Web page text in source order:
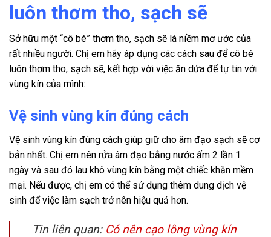
luôn thơm tho, sạch sẽ
Sở hữu một “cô bé” thơm tho, sạch sẽ là niềm mơ ước của
rất nhiều người. Chị em hãy áp dụng các cách sau để cô bé
luôn thơm tho, sạch sẽ, kết hợp với việc ăn dứa để tự tin với
vùng kín của mình:
Vệ sinh vùng kín đúng cách
Vệ sinh vùng kín đúng cách giúp giữ cho âm đạo sạch sẽ cơ
bản nhất. Chị em nên rửa âm đạo bằng nước ấm 2 lần 1
ngày và sau đó lau khô vùng kín bằng một chiếc khăn mềm
mại. Nếu được, chị em có thể sử dụng thêm dung dịch vệ
sinh để việc làm sạch trở nên hiệu quả hơn.
Tin liên quan: Có nên cạo lông vùng kín